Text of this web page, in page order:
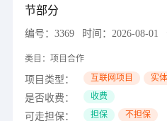
节部分
编号： 3369 时间： 2026-08-01
类目： 项目合作
项目类型： 互联网项目 实
是否收费： 收费
可走担保： 担保 不担保